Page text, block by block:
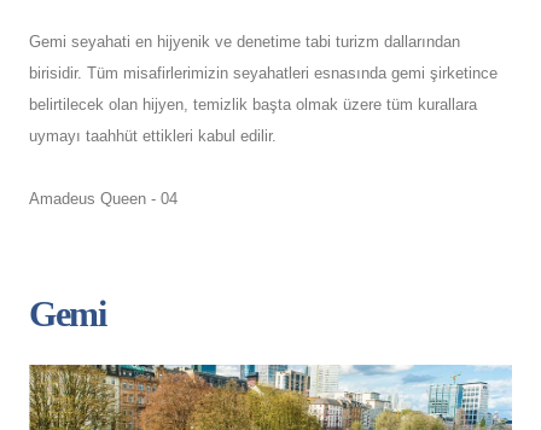
Gemi seyahati en hijyenik ve denetime tabi turizm dallarından
birisidir. Tüm misafirlerimizin seyahatleri esnasında gemi şirketince
belirtilecek olan hijyen, temizlik başta olmak üzere tüm kurallara
uymayı taahhüt ettikleri kabul edilir.
Amadeus Queen - 04
Gemi